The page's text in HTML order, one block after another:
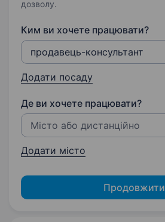
дозволу.
Ким ви хочете працювати?
Додати посаду
Де ви хочете працювати?
Додати місто
Продовжити